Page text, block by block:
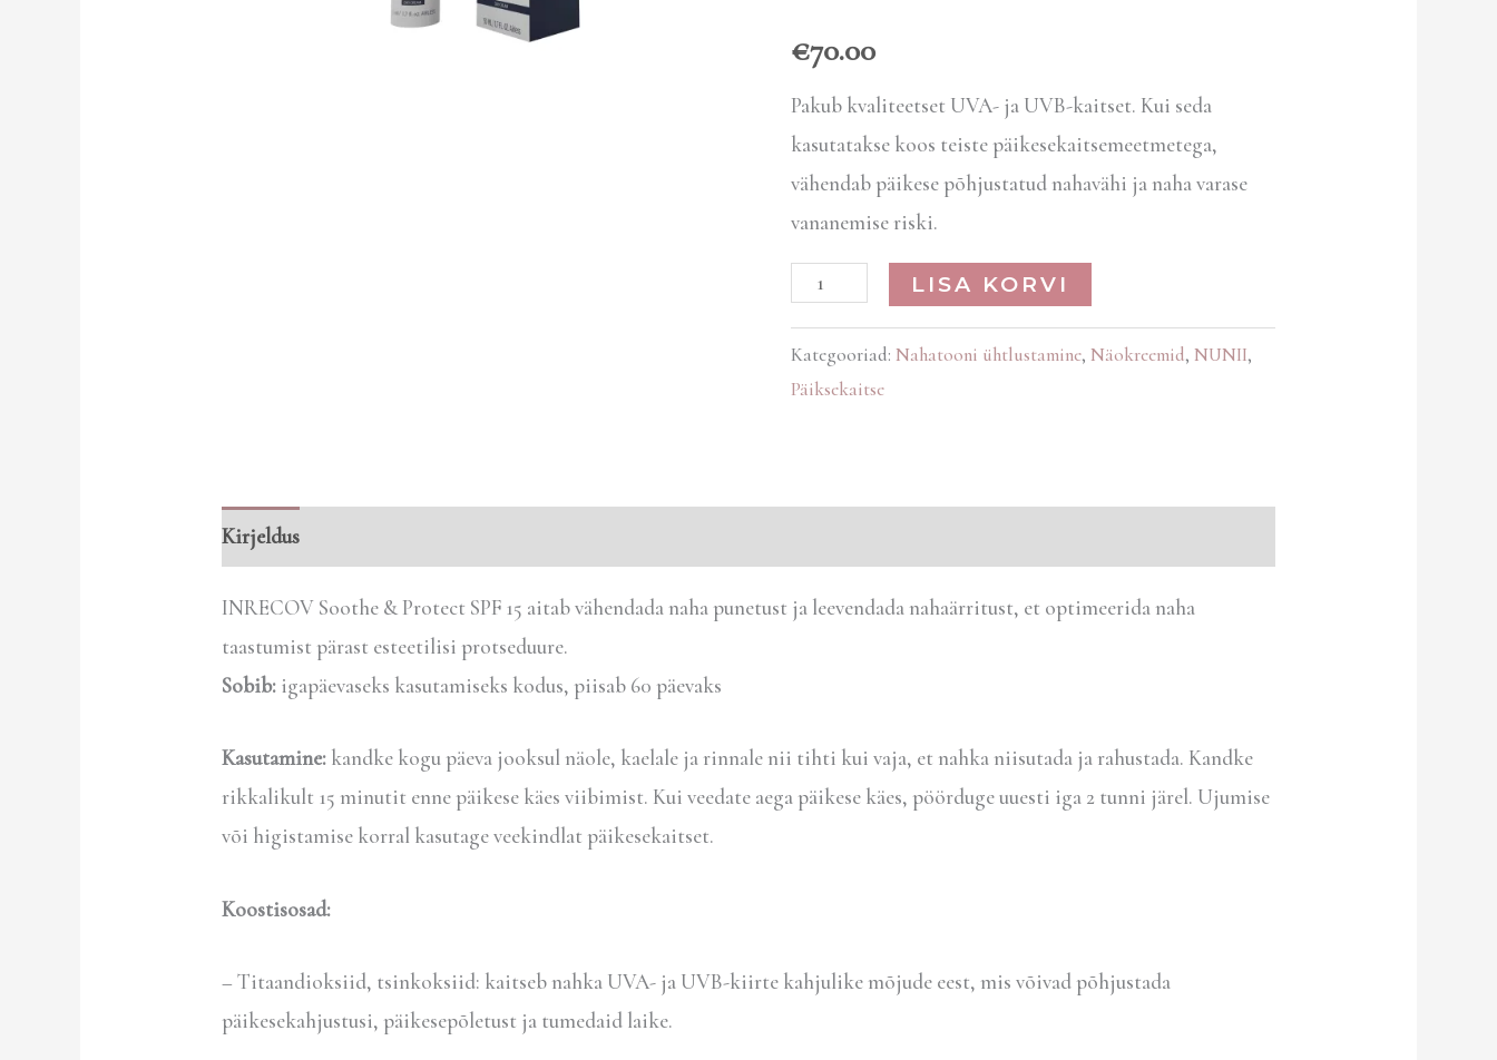
€70.00
Pakub kvaliteetset UVA- ja UVB-kaitset. Kui seda
kasutatakse koos teiste päikesekaitsemeetmetega,
vähendab päikese põhjustatud nahavähi ja naha varase
vananemise riski.
LISA KORVI
Kategooriad: Nahatooni ühtlustamine, Näokreemid, NUNII,
Päiksekaitse
Kirjeldus
INRECOV Soothe & Protect SPF 15 aitab vähendada naha punetust ja leevendada nahaärritust, et optimeerida naha
taastumist pärast esteetilisi protseduure.
Sobib: igapäevaseks kasutamiseks kodus, piisab 60 päevaks
Kasutamine: kandke kogu päeva jooksul näole, kaelale ja rinnale nii tihti kui vaja, et nahka niisutada ja rahustada. Kandke
rikkalikult 15 minutit enne päikese käes viibimist. Kui veedate aega päikese käes, pöörduge uuesti iga 2 tunni järel. Ujumise
või higistamise korral kasutage veekindlat päikesekaitset.
Koostisosad:
– Titaandioksiid, tsinkoksiid: kaitseb nahka UVA- ja UVB-kiirte kahjulike mõjude eest, mis võivad põhjustada
päikesekahjustusi, päikesepõletust ja tumedaid laike.